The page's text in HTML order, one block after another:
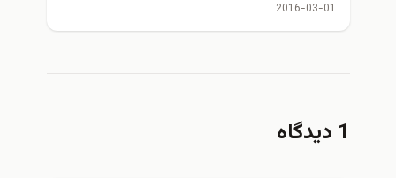
2016-03-01
1 دیدگاه